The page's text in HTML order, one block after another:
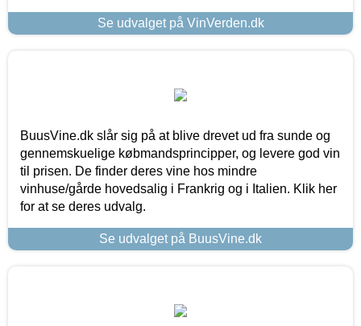
Se udvalget på VinVerden.dk
BuusVine.dk slår sig på at blive drevet ud fra sunde og
gennemskuelige købmandsprincipper, og levere god vin
til prisen. De finder deres vine hos mindre
vinhuse/gårde hovedsalig i Frankrig og i Italien. Klik her
for at se deres udvalg.
Se udvalget på BuusVine.dk